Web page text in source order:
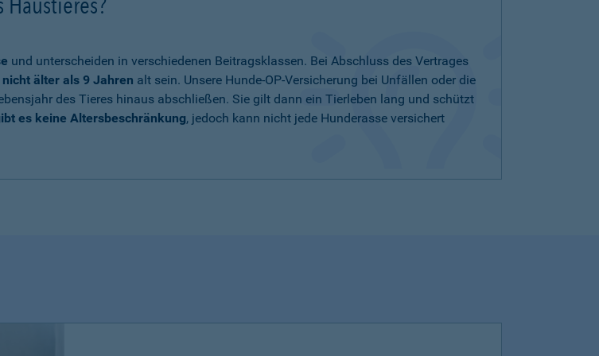
und unterscheiden in verschiedenen Beitragsklassen. Bei Abschluss des Vertrages
älter als 9 Jahren alt sein. Unsere Hunde-OP-Versicherung bei Unfällen oder die
des Tieres hinaus abschließen. Sie gilt dann ein Tierleben lang und schützt
es keine Altersbeschränkung, jedoch kann nicht jede Hunderasse versichert